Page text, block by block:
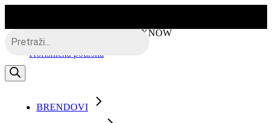
the
content
Besplatna dostava putem BOXNOW
Korisnička podrška
search
BRENDOVI